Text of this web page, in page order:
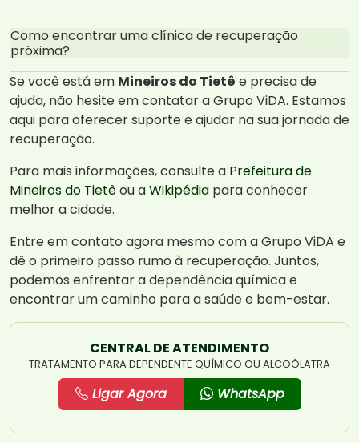
Como encontrar uma clínica de recuperação
próxima?
Se você está em Mineiros do Tietê e precisa de
ajuda, não hesite em contatar a Grupo ViDA. Estamos
aqui para oferecer suporte e ajudar na sua jornada de
recuperação.
Para mais informações, consulte a Prefeitura de
Mineiros do Tietêou aWikipédia para conhecer
melhor a cidade.
Entre em contato agora mesmo com a Grupo ViDA e
dê o primeiro passo rumo à recuperação. Juntos,
podemos enfrentar a dependência química e
encontrar um caminho para a saúde e bem-estar.
CENTRAL DE ATENDIMENTO
TRATAMENTO PARA DEPENDENTE QUÍMICO OU ALCOÓLATRA
Ligar Agora WhatsApp